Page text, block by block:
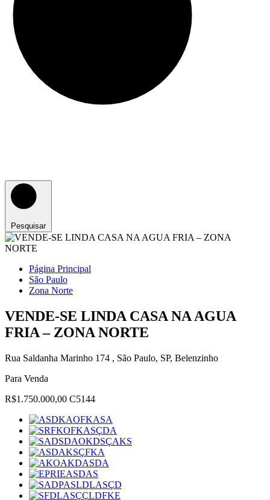
Pesquisar
Página Principal
São Paulo
Zona Norte
VENDE-SE LINDA CASA NA AGUA
FRIA – ZONA NORTE
Rua Saldanha Marinho 174 , São Paulo, SP, Belenzinho
Para Venda
R$1.750.000,00 C5144